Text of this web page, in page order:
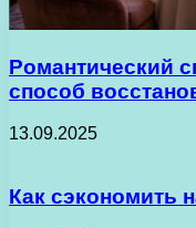
Романтический
способ
13.09.2025
Как сэкономить